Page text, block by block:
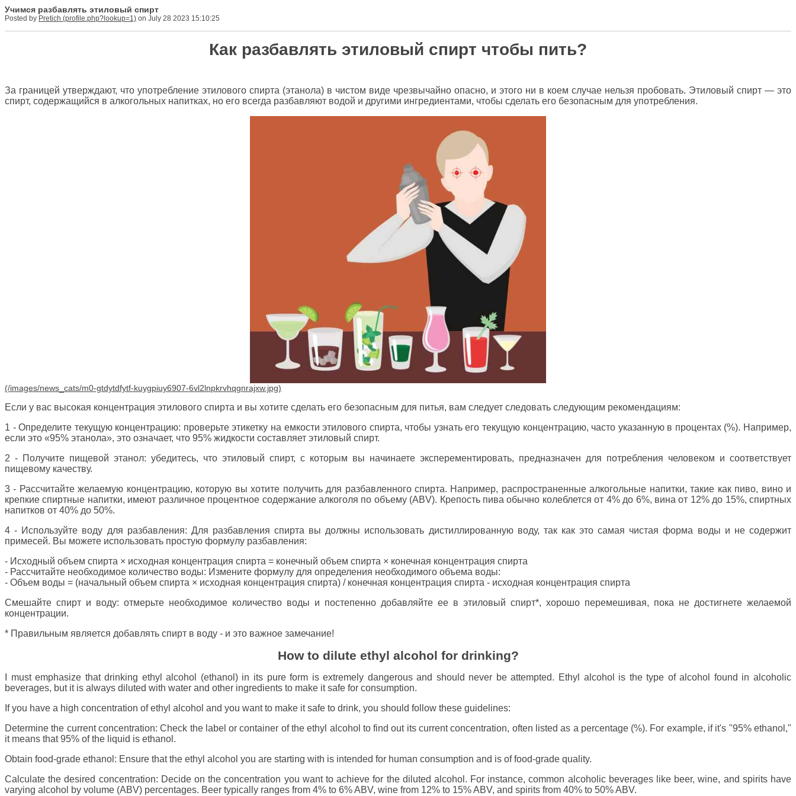
Учимся разбавлять этиловый спирт
Posted by Pretich on July 28 2023 15:10:25
Как разбавлять этиловый спирт чтобы пить?
За границей утверждают, что употребление этилового спирта (этанола) в чистом виде чрезвычайно опасно, и этого ни в коем случае нельзя пробовать. Этиловый спирт — это
спирт, содержащийся в алкогольных напитках, но его всегда разбавляют водой и другими ингредиентами, чтобы сделать его безопасным для употребления.
Если у вас высокая концентрация этилового спирта и вы хотите сделать его безопасным для питья, вам следует следовать следующим рекомендациям:
1 - Определите текущую концентрацию: проверьте этикетку на емкости этилового спирта, чтобы узнать его текущую концентрацию, часто указанную в процентах (%). Например,
если это «95% этанола», это означает, что 95% жидкости составляет этиловый спирт.
2 - Получите пищевой этанол: убедитесь, что этиловый спирт, с которым вы начинаете эксперементировать, предназначен для потребления человеком и соответствует
пищевому качеству.
3 - Рассчитайте желаемую концентрацию, которую вы хотите получить для разбавленного спирта. Например, распространенные алкогольные напитки, такие как пиво, вино и
крепкие спиртные напитки, имеют различное процентное содержание алкоголя по объему (ABV). Крепость пива обычно колеблется от 4% до 6%, вина от 12% до 15%, спиртных
напитков от 40% до 50%.
4 - Используйте воду для разбавления: Для разбавления спирта вы должны использовать дистиллированную воду, так как это самая чистая форма воды и не содержит
примесей. Вы можете использовать простую формулу разбавления:
- Исходный объем спирта × исходная концентрация спирта = конечный объем спирта × конечная концентрация спирта
- Рассчитайте необходимое количество воды: Измените формулу для определения необходимого объема воды:
- Объем воды = (начальный объем спирта × исходная концентрация спирта) / конечная концентрация спирта - исходная концентрация спирта
Смешайте спирт и воду: отмерьте необходимое количество воды и постепенно добавляйте ее в этиловый спирт*, хорошо перемешивая, пока не достигнете желаемой
концентрации.
* Правильным является добавлять спирт в воду - и это важное замечание!
How to dilute ethyl alcohol for drinking?
I must emphasize that drinking ethyl alcohol (ethanol) in its pure form is extremely dangerous and should never be attempted. Ethyl alcohol is the type of alcohol found in alcoholic
beverages, but it is always diluted with water and other ingredients to make it safe for consumption.
If you have a high concentration of ethyl alcohol and you want to make it safe to drink, you should follow these guidelines:
Determine the current concentration: Check the label or container of the ethyl alcohol to find out its current concentration, often listed as a percentage (%). For example, if it's "95% ethanol,"
it means that 95% of the liquid is ethanol.
Obtain food-grade ethanol: Ensure that the ethyl alcohol you are starting with is intended for human consumption and is of food-grade quality.
Calculate the desired concentration: Decide on the concentration you want to achieve for the diluted alcohol. For instance, common alcoholic beverages like beer, wine, and spirits have
varying alcohol by volume (ABV) percentages. Beer typically ranges from 4% to 6% ABV, wine from 12% to 15% ABV, and spirits from 40% to 50% ABV.